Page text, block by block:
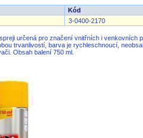
Kód
3-0400-2170
určená pro značení vnitřních i venkovních
trvanlivostí, barva je rychleschnoucí,
Obsah balení 750 ml.